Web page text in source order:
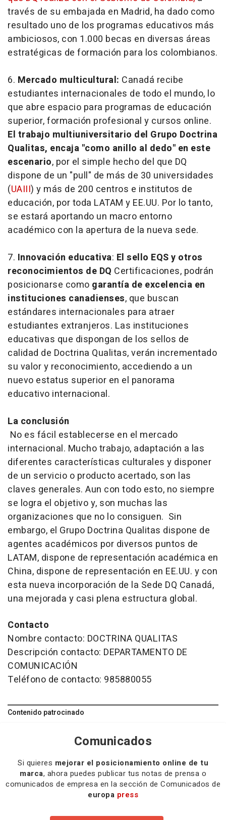
través de su embajada en Madrid, ha dado como
resultado uno de los programas educativos más
ambiciosos, con 1.000 becas en diversas áreas
estratégicas de formación para los colombianos.
6. Mercado multicultural: Canadá recibe
estudiantes internacionales de todo el mundo, lo
que abre espacio para programas de educación
superior, formación profesional y cursos online.
El trabajo multiuniversitario del Grupo Doctrina
Qualitas, encaja "como anillo al dedo" en este
escenario, por el simple hecho del que DQ
dispone de un "pull" de más de 30 universidades
(UAIII) y más de 200 centros e institutos de
educación, por toda LATAM y EE.UU. Por lo tanto,
se estará aportando un macro entorno
académico con la apertura de la nueva sede.
7. Innovación educativa: El sello EQS y otros
reconocimientos de DQ Certificaciones, podrán
posicionarse como garantía de excelencia en
instituciones canadienses, que buscan
estándares internacionales para atraer
estudiantes extranjeros. Las instituciones
educativas que dispongan de los sellos de
calidad de Doctrina Qualitas, verán incrementado
su valor y reconocimiento, accediendo a un
nuevo estatus superior en el panorama
educativo internacional.
La conclusión
No es fácil establecerse en el mercado
internacional. Mucho trabajo, adaptación a las
diferentes características culturales y disponer
de un servicio o producto acertado, son las
claves generales. Aun con todo esto, no siempre
se logra el objetivo y, son muchas las
organizaciones que no lo consiguen. Sin
embargo, el Grupo Doctrina Qualitas dispone de
agentes académicos por diversos puntos de
LATAM, dispone de representación académica en
China, dispone de representación en EE.UU. y con
esta nueva incorporación de la Sede DQ Canadá,
una mejorada y casi plena estructura global.
Contacto
Nombre contacto: DOCTRINA QUALITAS
Descripción contacto: DEPARTAMENTO DE
COMUNICACIÓN
Teléfono de contacto: 985880055
Contenido patrocinado
Comunicados
Si quieres mejorar el posicionamiento online de tu
marca, ahora puedes publicar tus notas de prensa o
comunicados de empresa en la sección de Comunicados de
europa press